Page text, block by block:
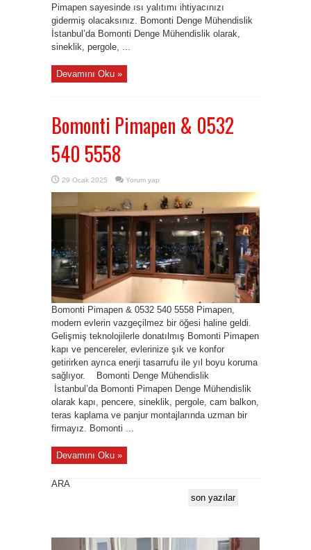
Pimapen sayesinde ısı yalıtımı ihtiyacınızı
gidermiş olacaksınız. Bomonti Denge Mühendislik
İstanbul’da Bomonti Denge Mühendislik olarak,
sineklik, pergole, ...
Devamını Oku »
Bomonti Pimapen & 0532
540 5558
29 Ocak 2025 Yorum yap
Bomonti Pimapen & 0532 540 5558 Pimapen,
modern evlerin vazgeçilmez bir öğesi haline geldi.
Gelişmiş teknolojilerle donatılmış Bomonti Pimapen
kapı ve pencereler, evlerinize şık ve konfor
getirirken ayrıca enerji tasarrufu ile yıl boyu koruma
sağlıyor. Bomonti Denge Mühendislik
İstanbul’da Bomonti Pimapen Denge Mühendislik
olarak kapı, pencere, sineklik, pergole, cam balkon,
teras kaplama ve panjur montajlarında uzman bir
firmayız. Bomonti ...
Devamını Oku »
ARA
son yazılar